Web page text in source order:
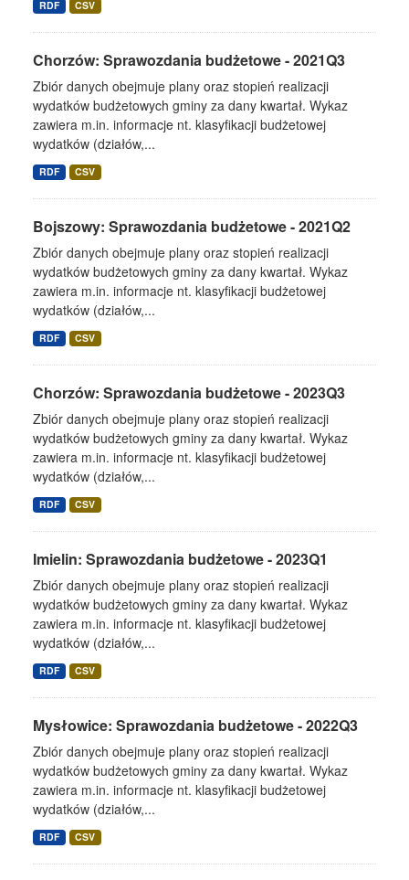
RDF CSV
Chorzów: Sprawozdania budżetowe - 2021Q3
Zbiór danych obejmuje plany oraz stopień realizacji
wydatków budżetowych gminy za dany kwartał. Wykaz
zawiera m.in. informacje nt. klasyfikacji budżetowej
wydatków (działów,...
RDF CSV
Bojszowy: Sprawozdania budżetowe - 2021Q2
Zbiór danych obejmuje plany oraz stopień realizacji
wydatków budżetowych gminy za dany kwartał. Wykaz
zawiera m.in. informacje nt. klasyfikacji budżetowej
wydatków (działów,...
RDF CSV
Chorzów: Sprawozdania budżetowe - 2023Q3
Zbiór danych obejmuje plany oraz stopień realizacji
wydatków budżetowych gminy za dany kwartał. Wykaz
zawiera m.in. informacje nt. klasyfikacji budżetowej
wydatków (działów,...
RDF CSV
Imielin: Sprawozdania budżetowe - 2023Q1
Zbiór danych obejmuje plany oraz stopień realizacji
wydatków budżetowych gminy za dany kwartał. Wykaz
zawiera m.in. informacje nt. klasyfikacji budżetowej
wydatków (działów,...
RDF CSV
Mysłowice: Sprawozdania budżetowe - 2022Q3
Zbiór danych obejmuje plany oraz stopień realizacji
wydatków budżetowych gminy za dany kwartał. Wykaz
zawiera m.in. informacje nt. klasyfikacji budżetowej
wydatków (działów,...
RDF CSV